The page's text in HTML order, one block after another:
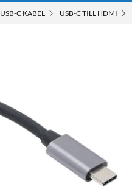
USB-C KABEL USB-C TILL HDMI